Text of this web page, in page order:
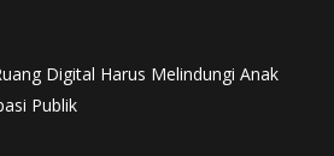
Digital Harus Melindungi Anak
Publik